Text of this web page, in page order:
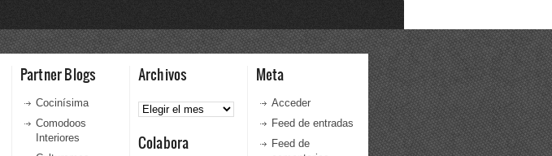
Partner Blogs
Cocinísima
Comodoos
Interiores
Archivos
Archivos
Colabora
Meta
Acceder
Feed de entradas
Feed de